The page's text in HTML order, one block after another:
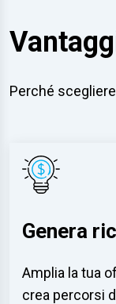
Perché scegliere
Genera
Amplia la tua
crea percorsi